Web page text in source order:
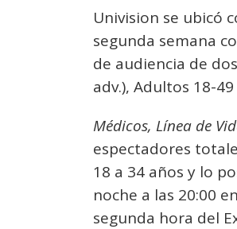
Univision se ubicó
segunda semana
de audiencia de
adv.), Adultos 18-
Médicos, Línea de
espectadores
18 a 34 años y lo
noche a las 20:00
segunda hora del